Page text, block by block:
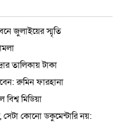
জুলাইয়ের স্মৃতি
তালিকায় টাকা
রুমিন ফারহানা
মিডিয়া
সেটা কোনো ডকুমেন্টারি নয়: